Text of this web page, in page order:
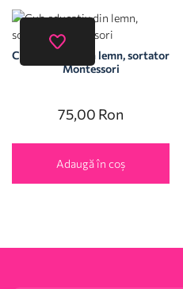
Cub educativ din lemn, sortator
Montessori
75,00 Ron
Adaugă în coș